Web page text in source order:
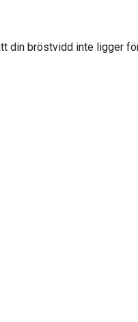
din bröstvidd inte ligger